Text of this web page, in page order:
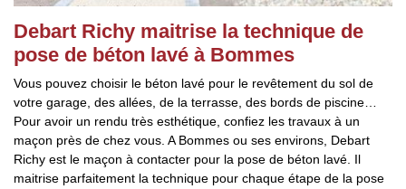
Debart Richy maitrise la technique de
pose de béton lavé à Bommes
Vous pouvez choisir le béton lavé pour le revêtement du sol de
votre garage, des allées, de la terrasse, des bords de piscine…
Pour avoir un rendu très esthétique, confiez les travaux à un
maçon près de chez vous. A Bommes ou ses environs, Debart
Richy est le maçon à contacter pour la pose de béton lavé. Il
maitrise parfaitement la technique pour chaque étape de la pose